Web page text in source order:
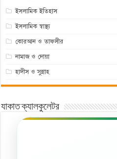
ইসলামিক ইতিহাস
ইসলামিক স্বাস্থ্য
কোরআন ও তাফসীর
নামাজ ও দোয়া
হাদীস ও সুন্নাহ
যাকাত ক্যালকুলেটর